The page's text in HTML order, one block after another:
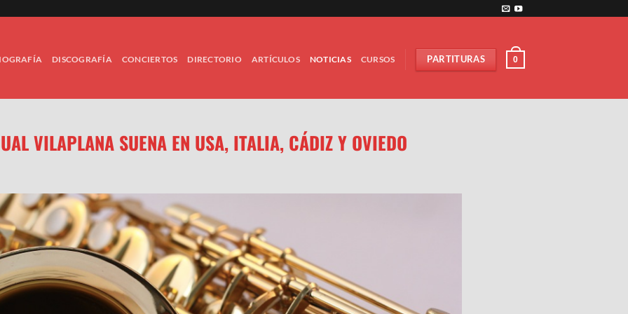
DISCOGRAFÍA CONCIERTOS DIRECTORIO ARTÍCULOS NOTICIAS CURSOS PARTITURAS 0
VILAPLANA SUENA EN USA, ITALIA, CÁDIZ Y OVIEDO